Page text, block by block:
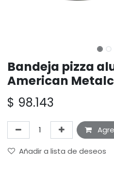
Bandeja pizza
American
$ 98.143
Añadir a lista de deseos